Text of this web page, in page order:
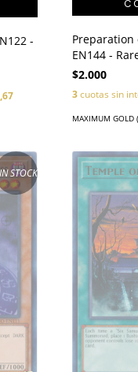
-
Preparation
EN144 -
$2.000
3cuotas sin
MAXIMUM GOLD
STOCK